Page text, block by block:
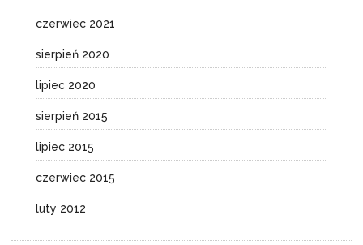
czerwiec 2021
sierpień 2020
lipiec 2020
sierpień 2015
lipiec 2015
czerwiec 2015
luty 2012